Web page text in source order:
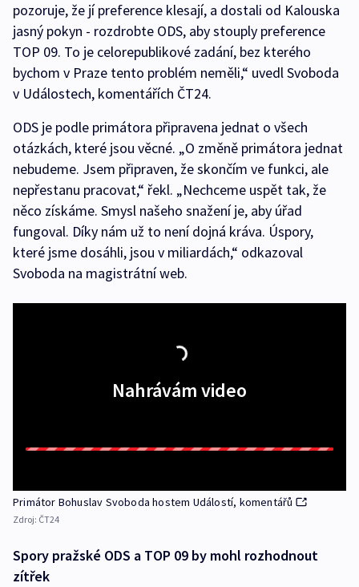
pozoruje, že jí preference klesají, a dostali od Kalouska
jasný pokyn - rozdrobte ODS, aby stouply preference
TOP 09. To je celorepublikové zadání, bez kterého
bychom v Praze tento problém neměli,“ uvedl Svoboda
v Událostech, komentářích ČT24.
ODS je podle primátora připravena jednat o všech
otázkách, které jsou věcné. „O změně primátora jednat
nebudeme. Jsem připraven, že skončím ve funkci, ale
nepřestanu pracovat,“ řekl. „Nechceme uspět tak, že
něco získáme. Smysl našeho snažení je, aby úřad
fungoval. Díky nám už to není dojná kráva. Úspory,
které jsme dosáhli, jsou v miliardách,“ odkazoval
Svoboda na magistrátní web.
Nahrávám video
Primátor Bohuslav Svoboda hostem Událostí, komentářů
Zdroj: ČT24
Spory pražské ODS a TOP 09 by mohl rozhodnout
zítřek